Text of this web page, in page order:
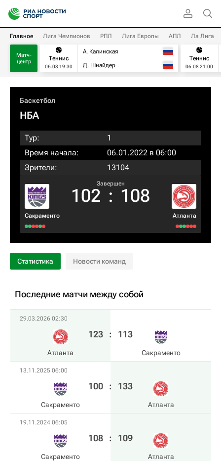
Главное Лига Чемпионов РПЛ Лига Европы АПЛ Ла Лига
Матч-
центр
Теннис
06.08 19:30
А. Калинская
Д. Шнайдер
Теннис
06.08 21:00
Баскетбол
НБА
Тур:
1
Время начала:
06.01.2022 в 06:00
Зрители:
13104
Сакраменто
Завершен
102 : 108
Атланта
Статистика Новости команд
Последние матчи между собой
29.03.2026 02:30
Атланта
123 : 113
Сакраменто
13.11.2025 06:00
Сакраменто
100 : 133
Атланта
19.11.2024 06:05
Сакраменто
108 : 109
Атланта